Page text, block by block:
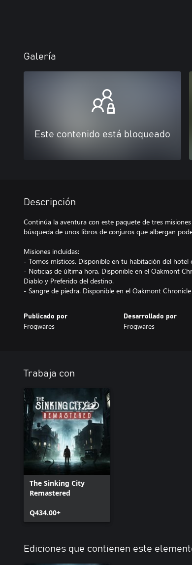
Galería
Este contenido está bloqueado
Descripción
Continúa la aventura con este paquete de tres
búsqueda de unos libros de conjuros que albergan
Misiones incluidas:
- Tomos místicos. Disponible en tu habitación del hotel
- Noticias de última hora. Disponible en el Oakmont
Diablo y Preferido del destino.
- Sangre de piedra. Disponible en el Oakmont
Publicado por
Frogwares
Desarrollado por
Frogwares
Trabaja con
The Sinking City
Remastered
Q434.00+
Ediciones que contienen este